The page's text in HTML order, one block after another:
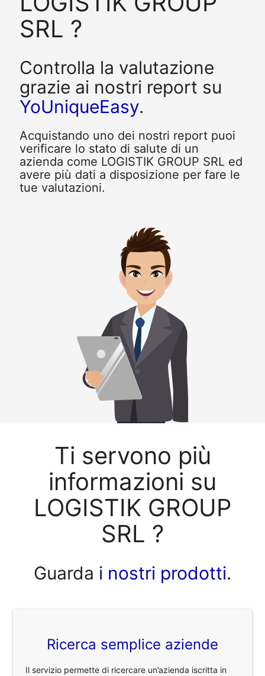
SRL ?
Controlla la valutazione
grazie ai nostri report su
YoUniqueEasy.
Acquistando uno dei nostri report puoi
verificare lo stato di salute di un
azienda come LOGISTIK GROUP SRL ed
avere più dati a disposizione per fare le
tue valutazioni.
Ti servono più
informazioni su
LOGISTIK GROUP
SRL ?
Guarda i nostri prodotti.
Ricerca semplice aziende
Il servizio permette di ricercare un’azienda iscritta in